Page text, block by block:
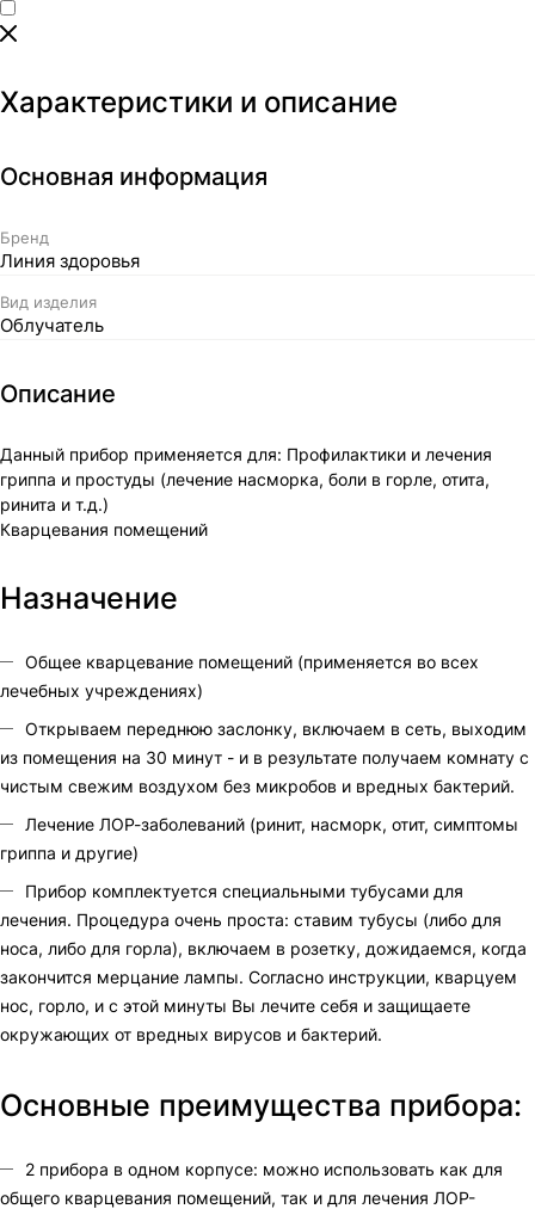
Характеристики и описание
Основная информация
Бренд
Линия здоровья
Вид изделия
Облучатель
Описание
Данный прибор применяется для: Профилактики и лечения
гриппа и простуды (лечение насморка, боли в горле, отита,
ринита и т.д.)
Кварцевания помещений
Назначение
Общее кварцевание помещений (применяется во всех
лечебных учреждениях)
Открываем переднюю заслонку, включаем в сеть, выходим
из помещения на 30 минут - и в результате получаем комнату с
чистым свежим воздухом без микробов и вредных бактерий.
Лечение ЛОР-заболеваний (ринит, насморк, отит, симптомы
гриппа и другие)
Прибор комплектуется специальными тубусами для
лечения. Процедура очень проста: ставим тубусы (либо для
носа, либо для горла), включаем в розетку, дожидаемся, когда
закончится мерцание лампы. Согласно инструкции, кварцуем
нос, горло, и с этой минуты Вы лечите себя и защищаете
окружающих от вредных вирусов и бактерий.
Основные преимущества прибора:
2 прибора в одном корпусе: можно использовать как для
общего кварцевания помещений, так и для лечения ЛОР-